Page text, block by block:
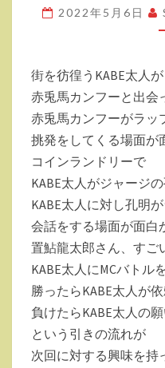
2022年5月6日
街を彷徨うKABE太人が
赤兎馬カンフーと出会
赤兎馬カンフーがラッ
挑発をしてくる場面が
コインランドリーで
KABE太人がジャージの
KABE太人に対し孔明
会話をする場面が面白
置鮎龍太郎さん、すご
KABE太人にMCバトル
勝ったらKABE太人が依
負けたらKABE太人の願
という引きの流れが
次回に対する興味を持